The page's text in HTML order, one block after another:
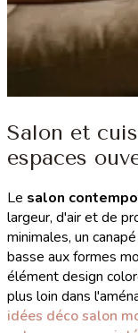
Salon et
espaces
Le salon
largeur, d'air et de
minimales, un
basse aux formes
élément design
plus loin dans
idées déco salon